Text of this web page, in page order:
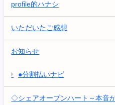
profile的ハナシ
いただいたご感想
お知らせ
●分割払いナビ
◇シェアオープンハート～本音